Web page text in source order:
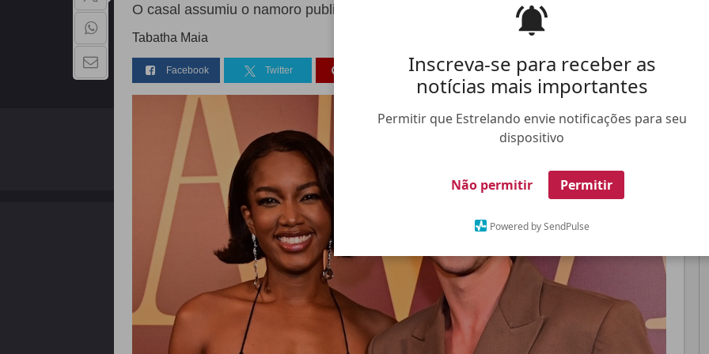
Inscreva-se para receber as
notícias mais importantes
Permitir que Estrelando envie notificações para seu
dispositivo
Não permitir Permitir
Powered by SendPulse
O casal assumiu o namoro publicamente no Carnaval
Tabatha Maia
Facebook Twitter Whatsapp
QUEM SOMOS ANUNCIE NO ESTRELANDO
Copyright - 2026 | Todos os direitos reservados